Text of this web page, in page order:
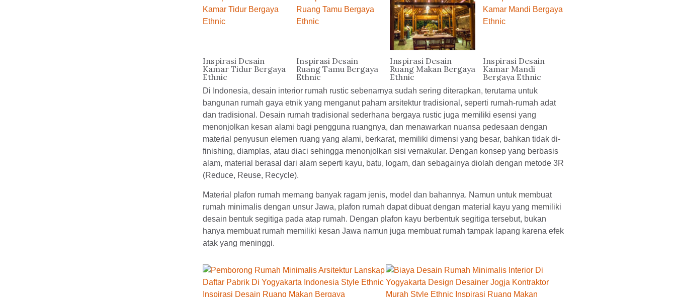
Inspirasi Desain
Kamar Tidur Bergaya
Ethnic
Inspirasi Desain
Ruang Tamu Bergaya
Ethnic
Inspirasi Desain
Ruang Makan Bergaya
Ethnic
Inspirasi Desain
Kamar Mandi
Bergaya Ethnic
Di Indonesia, desain interior rumah rustic sebenarnya sudah sering diterapkan, terutama untuk
bangunan rumah gaya etnik yang menganut paham arsitektur tradisional, seperti rumah-rumah adat
dan tradisional. Desain rumah tradisional sederhana bergaya rustic juga memiliki esensi yang
menonjolkan kesan alami bagi pengguna ruangnya, dan menawarkan nuansa pedesaan dengan
material penyusun elemen ruang yang alami, berkarat, memiliki dimensi yang besar, bahkan tidak di-
finishing, diamplas, atau diaci sehingga menonjolkan sisi vernakular. Dengan konsep yang berbasis
alam, material berasal dari alam seperti kayu, batu, logam, dan sebagainya diolah dengan metode 3R
(Reduce, Reuse, Recycle).
Material plafon rumah memang banyak ragam jenis, model dan bahannya. Namun untuk membuat
rumah minimalis dengan unsur Jawa, plafon rumah dapat dibuat dengan material kayu yang memiliki
desain bentuk segitiga pada atap rumah. Dengan plafon kayu berbentuk segitiga tersebut, bukan
hanya membuat rumah memiliki kesan Jawa namun juga membuat rumah tampak lapang karena efek
atak yang meninggi.